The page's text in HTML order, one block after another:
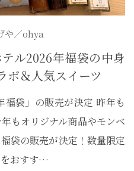
や／ohya
ル2026年福袋の中身
ボ＆人気スイーツ
福袋」の販売が決定 昨年も
もオリジナル商品やモンベ
袋の販売が決定！数量限定
をおすす…